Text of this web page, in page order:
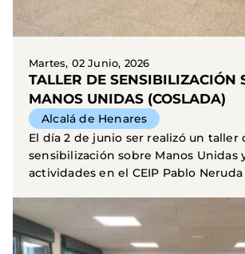
Martes, 02 Junio, 2026
TALLER DE SENSIBILIZACIÓN
MANOS UNIDAS (COSLADA)
Alcalá de Henares
El día 2 de junio ser realizó un taller
sensibilización sobre Manos Unidas
actividades en el CEIP Pablo Neruda